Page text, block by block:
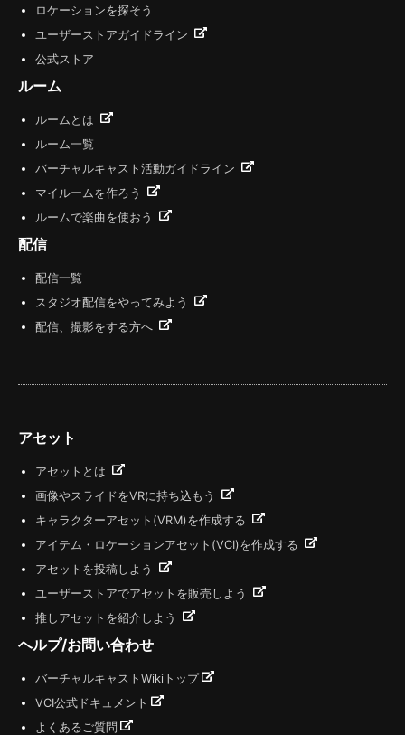
ロケーションを探そう
ユーザーストアガイドライン
公式ストア
ルーム
ルームとは
ルーム一覧
バーチャルキャスト活動ガイドライン
マイルームを作ろう
ルームで楽曲を使おう
配信
配信一覧
スタジオ配信をやってみよう
配信、撮影をする方へ
アセット
アセットとは
画像やスライドをVRに持ち込もう
キャラクターアセット(VRM)を作成する
アイテム・ロケーションアセット(VCI)を作成する
アセットを投稿しよう
ユーザーストアでアセットを販売しよう
推しアセットを紹介しよう
ヘルプ/お問い合わせ
バーチャルキャストWikiトップ
VCI公式ドキュメント
よくあるご質問